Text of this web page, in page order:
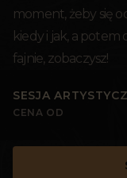
moment, żeby się
kiedy i jak, a potem
fajnie, zobaczysz!
SESJA
CENA OD